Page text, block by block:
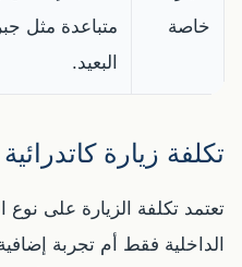
خاصة
متباعدة مثل
البعيد.
تكلفة زيارة
تعتمد تكلفة الزيارة على نوع
الداخلية فقط أم تجربة